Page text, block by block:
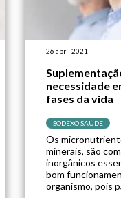
26 abril 2021
necessidade
fases da vida
SODEXO SAÚDE
Os
minerais, são
inorgânicos
bom
organismo, pois